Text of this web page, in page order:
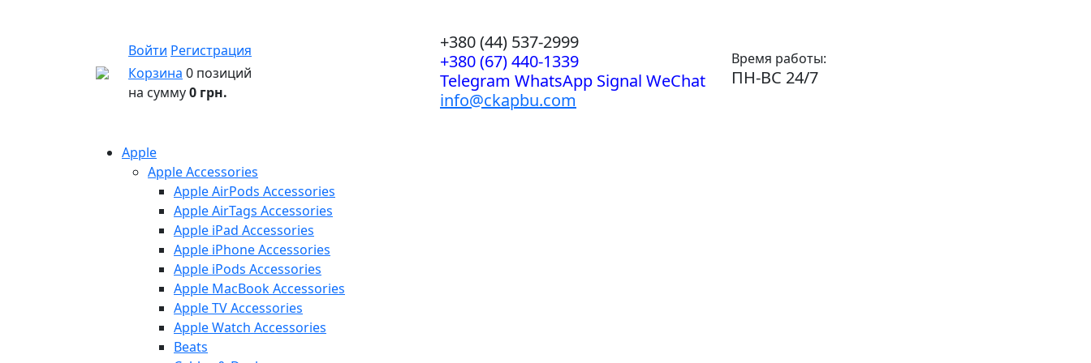
Войти Регистрация
Корзина 0 позиций
на сумму0 грн.
+380 (44) 537-2999
+380 (67) 440-1339
Telegram WhatsApp Signal WeChat
info@ckapbu.com
Время работы:
ПН-ВС 24/7
Apple
Apple Accessories
Apple AirPods Accessories
Apple AirTags Accessories
Apple iPad Accessories
Apple iPhone Accessories
Apple iPods Accessories
Apple MacBook Accessories
Apple TV Accessories
Apple Watch Accessories
Beats